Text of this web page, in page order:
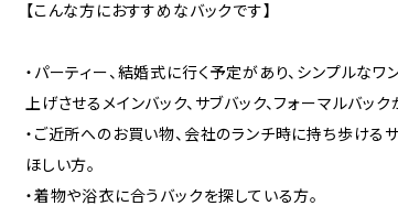
【こんな方におすすめなバックです】
・パーティー、結婚式に行く予定があり、シンプルなワ
上げさせるメインバック、サブバック、フォーマルバック
・ご近所へのお買い物、会社のランチ時に持ち歩ける
ほしい方。
・着物や浴衣に合うバックを探している方。